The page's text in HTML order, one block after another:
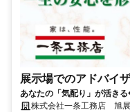
展示場でのアドバイ
あなたの「気配り」が活き
株式会社一条工務店 旭